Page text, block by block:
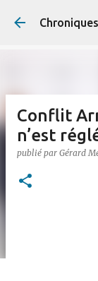
Conflit
n’est
publié par Gérard